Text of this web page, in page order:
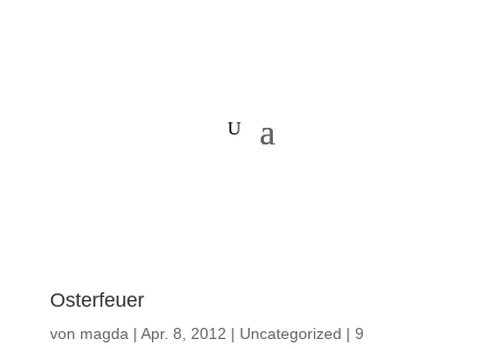
Osterfeuer
von magda | Apr. 8, 2012 | Uncategorized | 9